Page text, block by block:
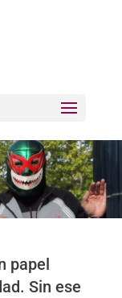
papel
Sin ese